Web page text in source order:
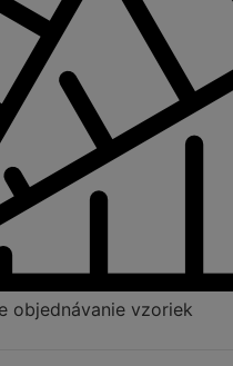
objednávanie vzoriek